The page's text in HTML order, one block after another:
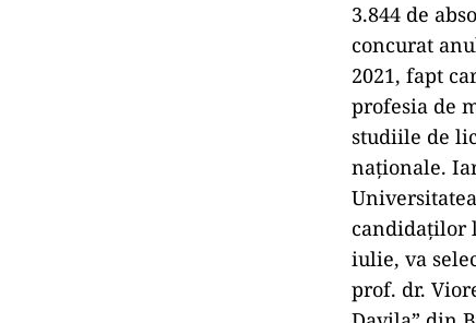
3.844 de
concurat
2021, fapt
profesia de
studiile de
naţionale.
candidaţilor
iulie, va
prof. dr.